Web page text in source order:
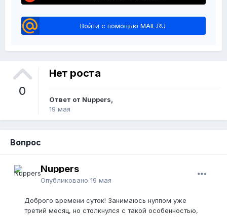
Войти с помощью MAIL.RU
0
Нет роста
Ответ от Nuppers,
19 мая
Вопрос
Nuppers
Опубликовано 19 мая
Доброго времени суток! Занимаюсь нуппом уже
третий месяц, но столкнулся с такой особенностью,